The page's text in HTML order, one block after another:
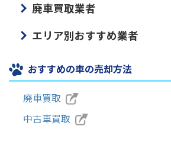
廃車買取業者
エリア別おすすめ業者
おすすめの車の売却方法
廃車買取
中古車買取